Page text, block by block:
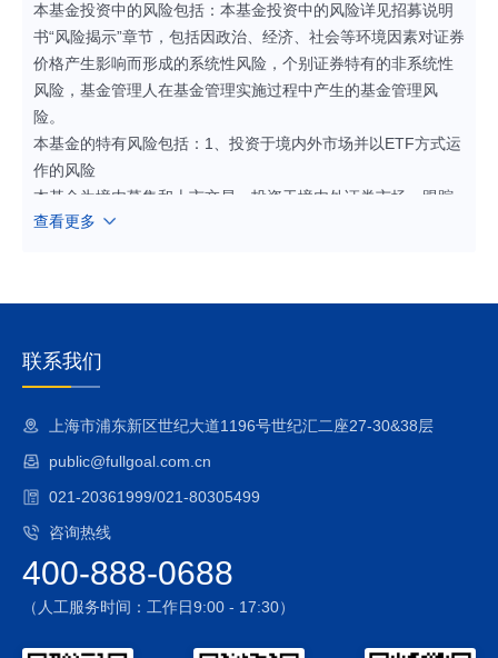
本基金投资中的风险包括：本基金投资中的风险详见招募说明
书“风险揭示”章节，包括因政治、经济、社会等环境因素对证券
价格产生影响而形成的系统性风险，个别证券特有的非系统性
风险，基金管理人在基金管理实施过程中产生的基金管理风
险。
本基金的特有风险包括：1、投资于境内外市场并以ETF方式运
作的风险
本基金为境内募集和上市交易、投资于境内外证券市场、跟踪
特定指数的交易型开放式指数基金，涉及到境内外多个证券市
惯例与境内有较大差异，基金管理人和相关市场参与主体涉及
金的运作可能受到影响而带来风险。
2、指数化投资的风险
的比例不得低于基金资产净值的90%，且不低于非现金基金资
产的80%，业绩表现将会随着标的指数的波动而波动；同时本
基金在多数情况下将维持较高的股票仓位，在股票市场下跌的
3、标的指数的风险
（1）标的指数波动的风险
（2）标的指数回报与股票市场平均回报偏离的风险
（4）标的指数编制方案带来的风险
查看更多
联系我们
上海市浦东新区世纪大道1196号世纪汇二座27-30&38层
public@fullgoal.com.cn
021-20361999/021-80305499
咨询热线
400-888-0688
（人工服务时间：工作日9:00 - 17:30）